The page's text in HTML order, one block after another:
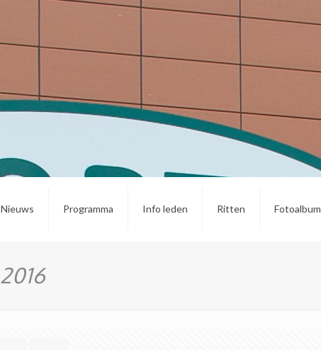
Nieuws Programma Info leden Ritten Fotoalbum